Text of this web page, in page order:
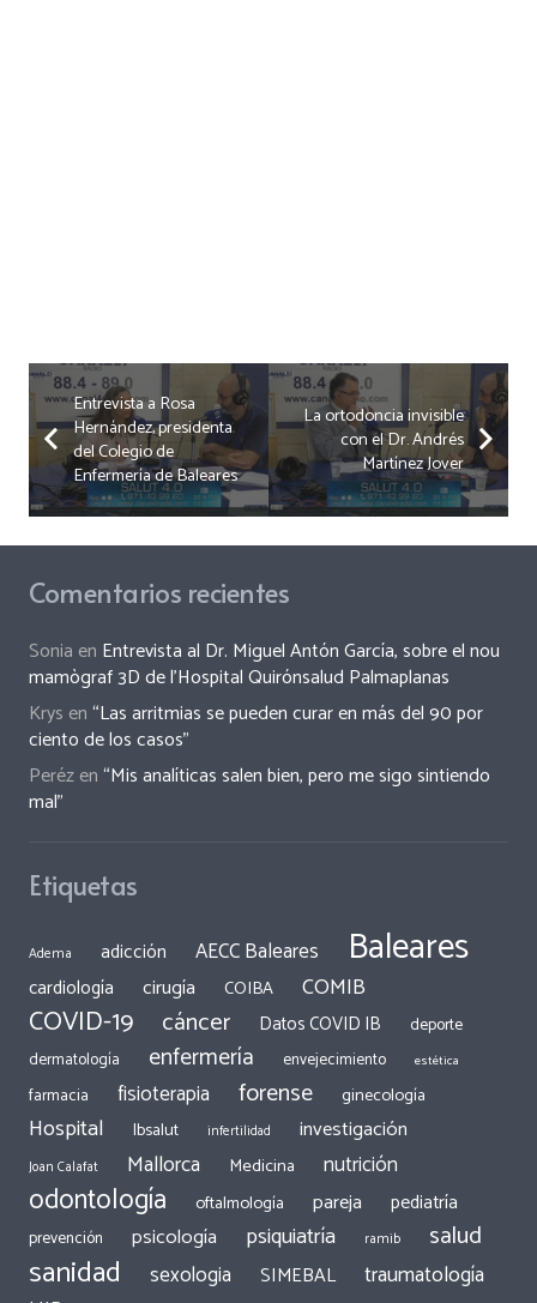
Entrevista a Rosa
Hernández, presidenta
del Colegio de
Enfermería de Baleares
La ortodoncia invisible
con el Dr. Andrés
Martínez Jover
Comentarios recientes
Sonia en Entrevista al Dr. Miguel Antón García, sobre el nou
mamògraf 3D de l’Hospital Quirónsalud Palmaplanas
Krys en“Las arritmias se pueden curar en más del 90 por
ciento de los casos”
Perézen“Mis analíticas salen bien, pero me sigo sintiendo
mal”
Etiquetas
Adema adicción AECC Baleares Baleares
cardiología cirugía COIBA COMIB
COVID-19 cáncer Datos COVID IB
deporte
dermatología
enfermería envejecimiento estética
farmacia fisioterapia forense ginecología
Hospital Ibsalut infertilidad investigación
Joan Calafat Mallorca Medicina nutrición
odontología oftalmología pareja pediatría
prevención psicología psiquiatría ramib salud
sanidad sexologia SIMEBAL traumatología